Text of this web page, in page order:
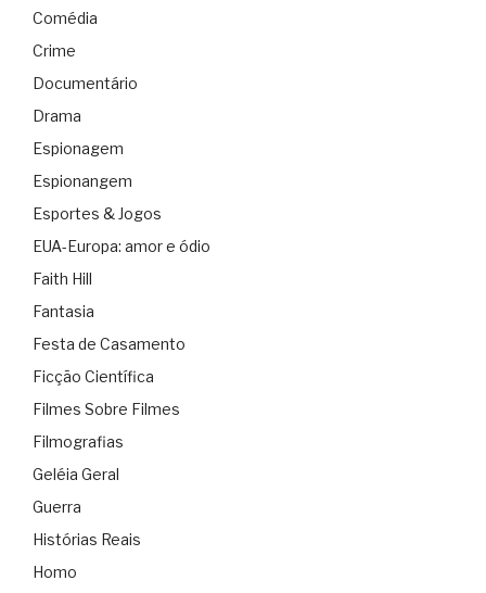
Comédia
Crime
Documentário
Drama
Espionagem
Espionangem
Esportes & Jogos
EUA-Europa: amor e ódio
Faith Hill
Fantasia
Festa de Casamento
Ficção Científica
Filmes Sobre Filmes
Filmografias
Geléia Geral
Guerra
Histórias Reais
Homo